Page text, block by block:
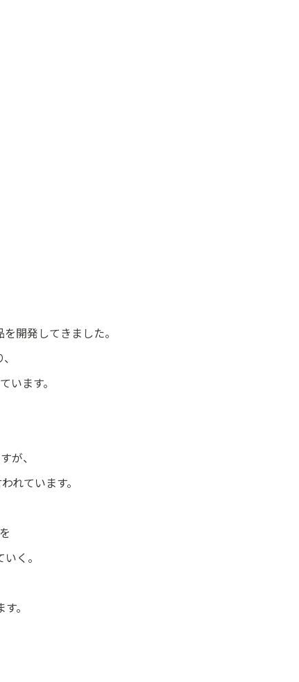
開発してきました。
います。
が、
れています。
く。
。